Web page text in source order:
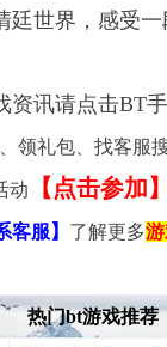
廷世界，感受
资讯请点击BT
礼包、找客服搜
动 【点击参加】
客服】 了解更多
热门bt游戏推荐